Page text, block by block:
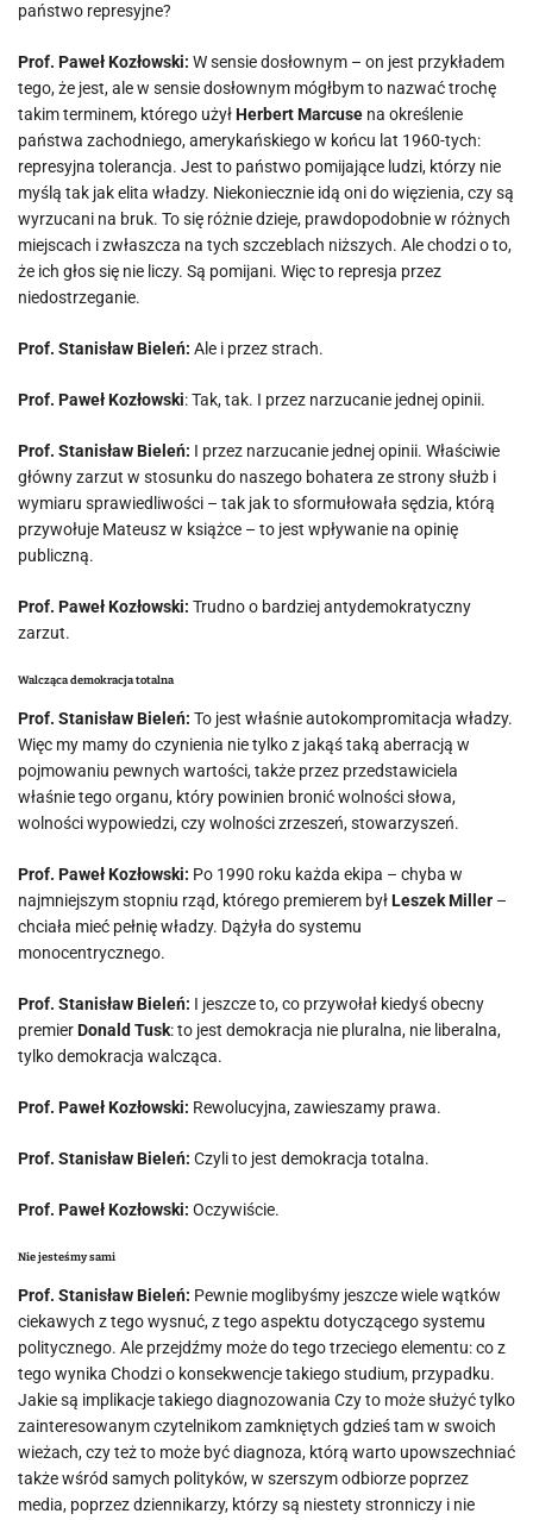
państwo represyjne?
Prof. Paweł Kozłowski: W sensie dosłownym – on jest przykładem
tego, że jest, ale w sensie dosłownym mógłbym to nazwać trochę
takim terminem, którego użyłHerbert Marcuse na określenie
państwa zachodniego, amerykańskiego w końcu lat 1960-tych:
represyjna tolerancja. Jest to państwo pomijające ludzi, którzy nie
myślą tak jak elita władzy. Niekoniecznie idą oni do więzienia, czy są
wyrzucani na bruk. To się różnie dzieje, prawdopodobnie w różnych
miejscach i zwłaszcza na tych szczeblach niższych. Ale chodzi o to,
że ich głos się nie liczy. Są pomijani. Więc to represja przez
niedostrzeganie.
Prof. Stanisław Bieleń: Ale i przez strach.
Prof. Paweł Kozłowski: Tak, tak. I przez narzucanie jednej opinii.
Prof. Stanisław Bieleń: I przez narzucanie jednej opinii. Właściwie
główny zarzut w stosunku do naszego bohatera ze strony służb i
wymiaru sprawiedliwości – tak jak to sformułowała sędzia, którą
przywołuje Mateusz w książce – to jest wpływanie na opinię
publiczną.
Prof. Paweł Kozłowski: Trudno o bardziej antydemokratyczny
zarzut.
Walcząca demokracja totalna
Prof. Stanisław Bieleń: To jest właśnie autokompromitacja władzy.
Więc my mamy do czynienia nie tylko z jakąś taką aberracją w
pojmowaniu pewnych wartości, także przez przedstawiciela
właśnie tego organu, który powinien bronić wolności słowa,
wolności wypowiedzi, czy wolności zrzeszeń, stowarzyszeń.
Prof. Paweł Kozłowski: Po 1990 roku każda ekipa – chyba w
najmniejszym stopniu rząd, którego premierem byłLeszek Miller –
chciała mieć pełnię władzy. Dążyła do systemu
monocentrycznego.
Prof. Stanisław Bieleń: I jeszcze to, co przywołał kiedyś obecny
premierDonald Tusk: to jest demokracja nie pluralna, nie liberalna,
tylko demokracja walcząca.
Prof. Paweł Kozłowski: Rewolucyjna, zawieszamy prawa.
Prof. Stanisław Bieleń: Czyli to jest demokracja totalna.
Prof. Paweł Kozłowski: Oczywiście.
Nie jesteśmy sami
Prof. Stanisław Bieleń: Pewnie moglibyśmy jeszcze wiele wątków
ciekawych z tego wysnuć, z tego aspektu dotyczącego systemu
politycznego. Ale przejdźmy może do tego trzeciego elementu: co z
tego wynika Chodzi o konsekwencje takiego studium, przypadku.
Jakie są implikacje takiego diagnozowania Czy to może służyć tylko
zainteresowanym czytelnikom zamkniętych gdzieś tam w swoich
wieżach, czy też to może być diagnoza, którą warto upowszechniać
także wśród samych polityków, w szerszym odbiorze poprzez
media, poprzez dziennikarzy, którzy są niestety stronniczy i nie